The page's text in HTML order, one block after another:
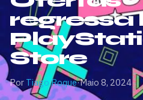
regressa
Store
Por Tiago Roque·Maio 8, 2024